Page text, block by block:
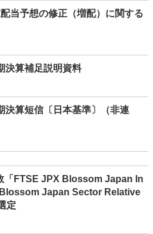
当予想の修正（増配）に関する
決算補足説明資料
決算短信〔日本基準〕（非連
「FTSE JPX Blossom Japan In
Japan Sector Relative
定